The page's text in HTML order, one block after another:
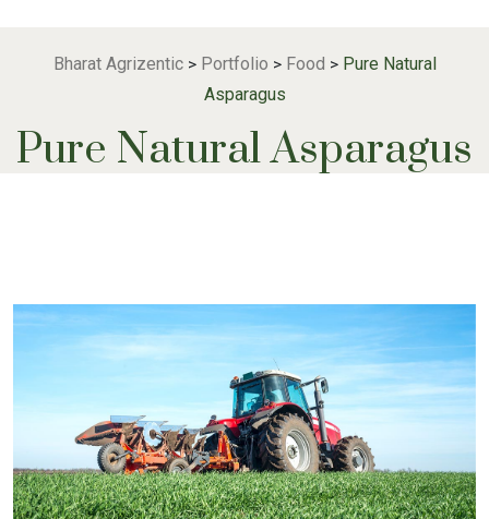
Bharat Agrizentic> Portfolio > Food > Pure Natural
Asparagus
Pure Natural Asparagus